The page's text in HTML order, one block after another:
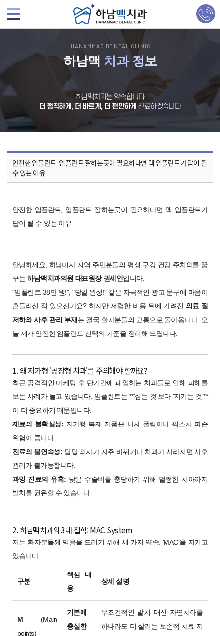
HANAMMAC DENTAL CLINIC
하남맥 치과 정보
하남맥치과는 약속합니다
더 정직하게, 더 바르게, 더 편안하게 진료하겠습니다
안전한 임플란트, 임플란트 잘하는곳이 필요하다면 맥 임플란트가 답이 될
수 있는 이유
안전한 임플란트, 임플란트 잘하는곳이 필요하다면 맥 임플란트가
답이 될 수 있는 이유
안녕하세요, 하남미사 지역 주민분들의 평생 구강 건강 주치의를 꿈
꾸는하남맥치과의원 대표원장 권세인 입니다.
"임플란트 38만 원!", "당일 완성!" 같은 자극적인 광고 문구에 마음이
흔들리신 적 있으신가요? 하지만 저렴한 비용 뒤에 가려진 의료 질
저하와 사후 관리 부재 는 결국 환자분들의 고통으로 돌아옵니다. 오
늘 제가 안전한 임플란트 선택의 기준을 정리해 드립니다.
1. 왜 저가형 '공장형 치과'를 주의해야 할까요?
최근 공격적인 마케팅 후 단기간에 폐업하는 치과들로 인해 피해를
보는 사례가 늘고 있습니다. 임플란트는 **'심는 것'보다 '지키는 것'**
이 더 중요하기 때문입니다.
재료의 불확실성: 저가형 복제 제품은 나사 풀림이나 픽스처 파손
위험이 큽니다.
진료의 불연속성: 담당 의사가 자주 바뀌거나 치과가 사라지면 사후
관리가 불가능합니다.
과잉 진료의 유혹: 낮은 수술비를 충당하기 위해 멀쩡한 치아까지
발치를 권유할 수 있습니다.
2. 하남맥치과의 3대 철학: MAC System
저는 환자분들께 믿음을 드리기 위해 세 가지 약속, 'MAC'을 지키고
있습니다.
구분
핵심 내
용
상세 설명
M (Main
points)
기본에
충실한
무조건적인 발치 대신 자연치아를
하나라도 더 살리는 보존적 치료 지